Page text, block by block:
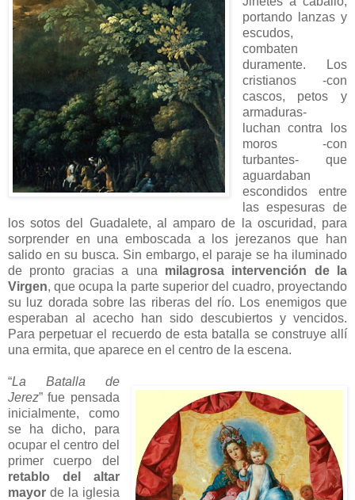
portando lanzas y
escudos,
combaten
duramente. Los
cristianos -con
cascos, petos y
armaduras-
luchan contra los
moros -con
turbantes- que
aguardaban
escondidos entre
las espesuras de
los sotos del Guadalete, al amparo de la oscuridad, para
sorprender en una emboscada a los jerezanos que han
salido en su busca. Sin embargo, el paraje se ha iluminado
de pronto gracias a una milagrosa intervención de la
Virgen, que ocupa la parte superior del cuadro, proyectando
su luz dorada sobre las riberas del río. Los enemigos que
esperaban al acecho han sido descubiertos y vencidos.
Para perpetuar el recuerdo de esta batalla se construye allí
una ermita, que aparece en el centro de la escena.
“La Batalla de
Jerez” fue pensada
inicialmente, como
se ha dicho, para
ocupar el centro del
primer cuerpo del
retablo del altar
mayor de la iglesia